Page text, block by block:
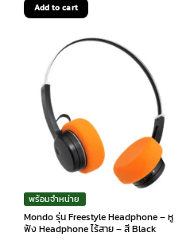
Add to cart
พร้อมจำหน่าย
Mondo รุ่น Freestyle Headphone – หู
ฟัง Headphone ไร้สาย – สี Black